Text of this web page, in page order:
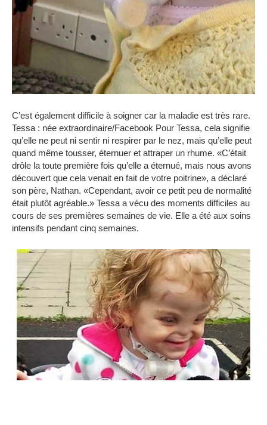
C’est également difficile à soigner car la maladie est très rare.
Tessa : née extraordinaire/Facebook Pour Tessa, cela signifie
qu’elle ne peut ni sentir ni respirer par le nez, mais qu’elle peut
quand même tousser, éternuer et attraper un rhume. «C’était
drôle la toute première fois qu’elle a éternué, mais nous avons
découvert que cela venait en fait de votre poitrine», a déclaré
son père, Nathan. «Cependant, avoir ce petit peu de normalité
était plutôt agréable.» Tessa a vécu des moments difficiles au
cours de ses premières semaines de vie. Elle a été aux soins
intensifs pendant cinq semaines.